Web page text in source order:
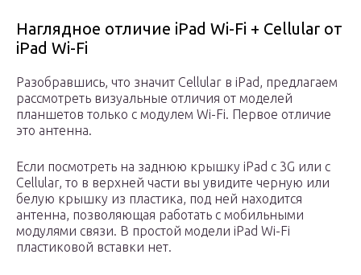
Наглядное отличие iPad Wi-Fi + Cellular от
iPad Wi-Fi
Разобравшись, что значит Cellular в iPad, предлагаем
рассмотреть визуальные отличия от моделей
планшетов только с модулем Wi-Fi. Первое отличие
это антенна.
Если посмотреть на заднюю крышку iPad c 3G или с
Cellular, то в верхней части вы увидите черную или
белую крышку из пластика, под ней находится
антенна, позволяющая работать с мобильными
модулями связи. В простой модели iPad Wi-Fi
пластиковой вставки нет.